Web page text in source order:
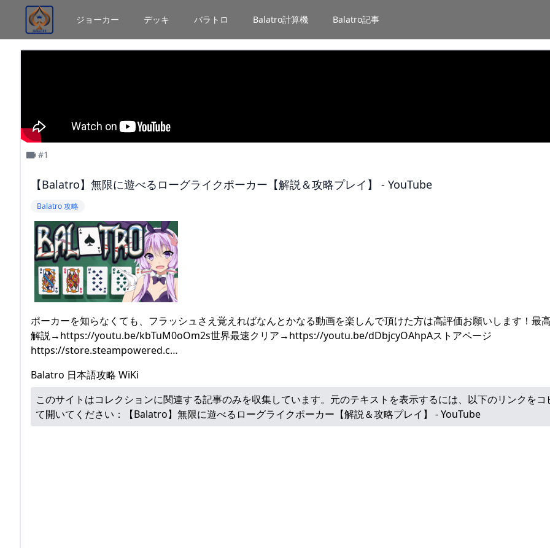
ジョーカー デッキ バラトロ Balatro計算機 Balatro記事
#1
【Balatro】無限に遊べるローグライクポーカー【解説＆攻略プレイ】 - YouTube
Balatro 攻略
ポーカーを知らなくても、フラッシュさえ覚えればなんとかなる動画を楽しんで頂けた方は高評価お願いします！最
解説→https://youtu.be/kbTuM0oOm2s世界最速クリア→https://youtu.be/dDbjcyOAhpAストアページ
https://store.steampowered.c…
Balatro 日本語攻略 WiKi
このサイトはコレクションに関連する記事のみを収集しています。元のテキストを表示するには、以下のリンクをコ
て開いてください：
【Balatro】無限に遊べるローグライクポーカー【解説＆攻略プレイ】 - YouTube
Balatro 日本語攻